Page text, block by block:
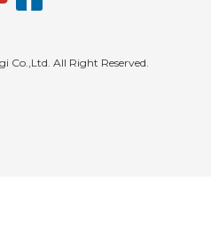
Co.,Ltd. All Right Reserved.